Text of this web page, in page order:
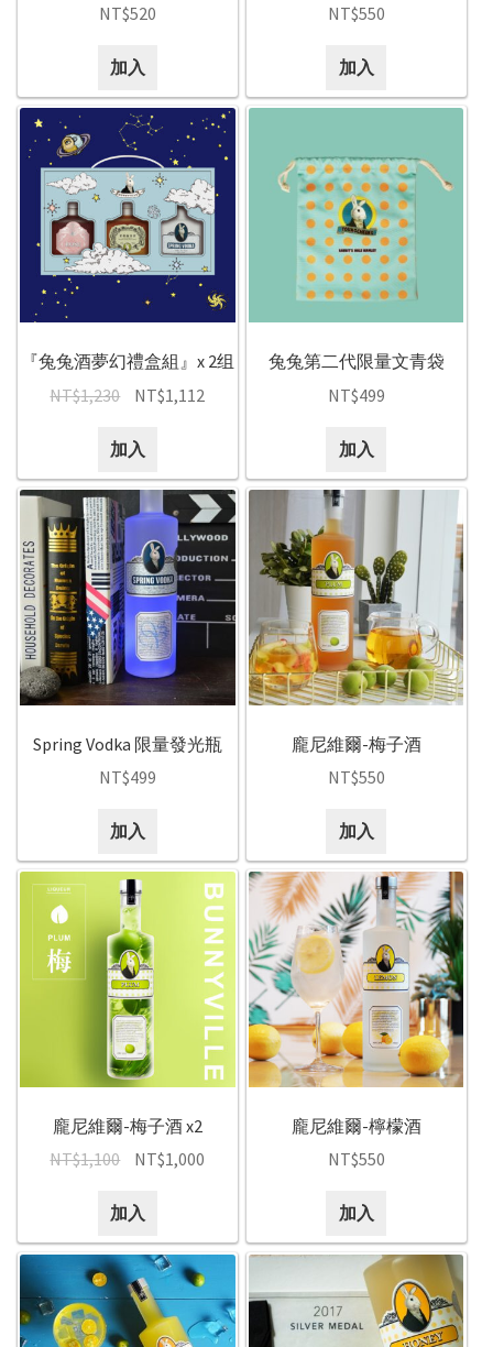
NT$520
加入
NT$550
加入
『兔兔酒夢幻禮盒組』x 2组
NT$1,230 NT$1,112
加入
兔兔第二代限量文青袋
NT$499
加入
Spring Vodka 限量發光瓶
NT$499
加入
龐尼維爾-梅子酒
NT$550
加入
龐尼維爾-梅子酒 x2
NT$1,100 NT$1,000
加入
龐尼維爾-檸檬酒
NT$550
加入